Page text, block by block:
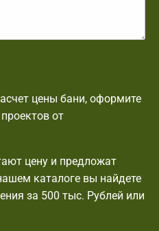
цены бани, оформите
от
цену и предложат
каталоге вы найдете
за 500 тыс. Рублей или